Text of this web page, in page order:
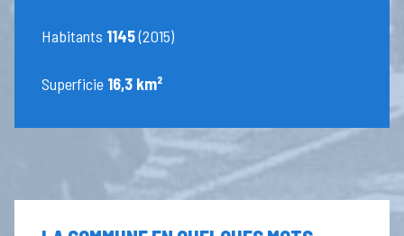
Habitants 1145(2015)
Superficie 16,3 km²